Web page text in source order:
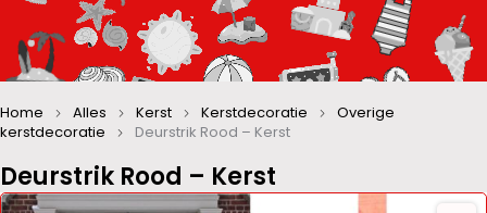
Deurstrik Rood – Kerst
Home Alles Kerst Kerstdecoratie
Overige
kerstdecoratie
Deurstrik Rood – Kerst